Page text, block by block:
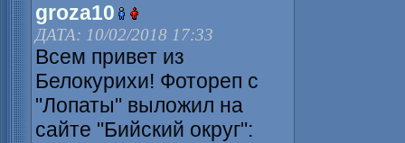
groza10
ДАТА: 10/02/2018 17:33
Всем привет из
Белокурихи! Фотореп с
"Лопаты" выложил на
сайте "Бийский округ":